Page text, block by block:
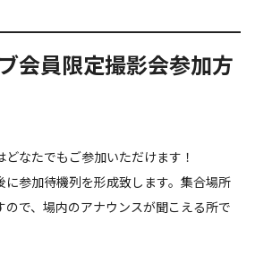
会員限定撮影会参加方
なたでもご参加いただけます！
に参加待機列を形成致します。集合場所
で、場内のアナウンスが聞こえる所で